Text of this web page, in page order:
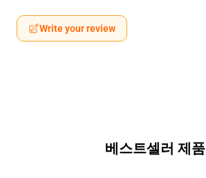
Write your review
베스트셀러 제품